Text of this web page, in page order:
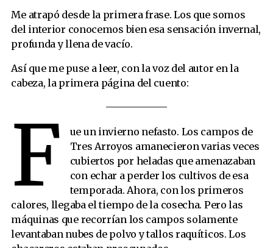
Me atrapó desde la primera frase. Los que somos
del interior conocemos bien esa sensación invernal,
profunda y llena de vacío.
Así que me puse a leer, con la voz del autor en la
cabeza, la primera página del cuento:
F
ue un invierno nefasto. Los campos de
Tres Arroyos amanecieron varias veces
cubiertos por heladas que amenazaban
con echar a perder los cultivos de esa
temporada. Ahora, con los primeros
calores, llegaba el tiempo de la cosecha. Pero las
máquinas que recorrían los campos solamente
levantaban nubes de polvo y tallos raquíticos. Los